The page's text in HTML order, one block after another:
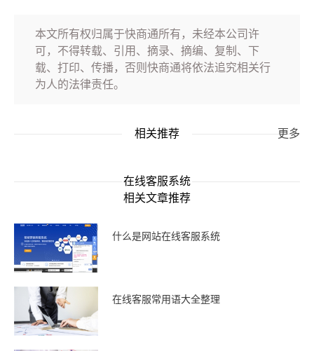
本文所有权归属于快商通所有，未经本公司许
可，不得转载、引用、摘录、摘编、复制、下
载、打印、传播，否则快商通将依法追究相关行
为人的法律责任。
相关推荐 更多
在线客服系统
相关文章推荐
什么是网站在线客服系统
在线客服常用语大全整理